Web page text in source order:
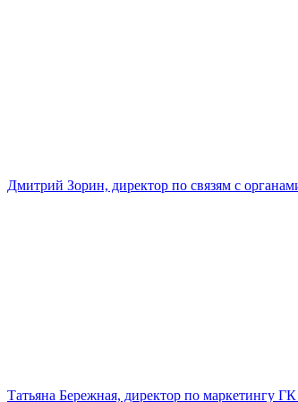
Дмитрий Зорин, директор по связям с
Татьяна Бережная, директор по маркетингу